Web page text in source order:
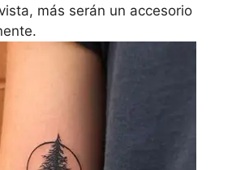
más serán un accesorio